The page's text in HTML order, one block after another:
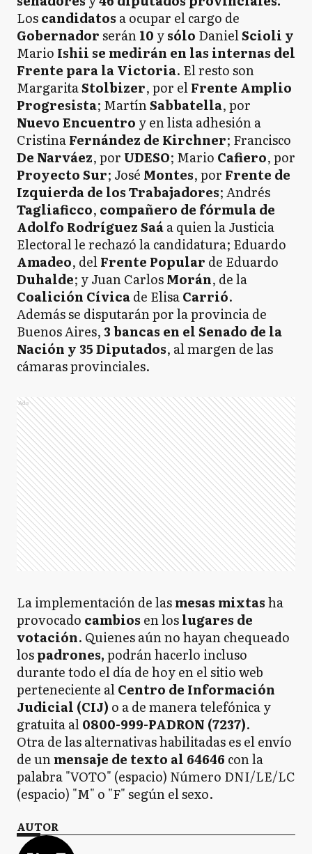
Loscandidatos a ocupar el cargo de
Gobernadorserán10 ysólo DanielScioli y
Mario Ishii se medirán en las internas del
Frente para la Victoria. El resto son
MargaritaStolbizer, por elFrente Amplio
Progresista; MartínSabbatella, por
Nuevo Encuentro y en lista adhesión a
CristinaFernández de Kirchner; Francisco
De Narváez, por UDESO; Mario Cafiero, por
Proyecto Sur; José Montes, por Frente de
Izquierda de los Trabajadores; Andrés
Tagliaficco, compañero de fórmula de
Adolfo Rodríguez Saáa quien la Justicia
Electoral le rechazó la candidatura; Eduardo
Amadeo, delFrente Popular de Eduardo
Duhalde; y Juan CarlosMorán, de la
Coalición Cívicade ElisaCarrió.
Además se disputarán por la provincia de
Buenos Aires,3 bancas en el Senado de la
Nación y 35 Diputados, al margen de las
cámaras provinciales.
Ads
La implementación de lasmesas mixtasha
provocado cambios en loslugares de
votación. Quienes aún no hayan chequeado
lospadrones,podrán hacerlo incluso
durante todo el día de hoy en el sitio web
perteneciente alCentro de Información
Judicial (CIJ) o a de manera telefónica y
gratuita al0800-999-PADRON (7237).
Otra de las alternativas habilitadas es el envío
de unmensaje de texto al 64646 con la
palabra "VOTO" (espacio) Número DNI/LE/LC
(espacio) "M" o "F" según el sexo.
AUTOR